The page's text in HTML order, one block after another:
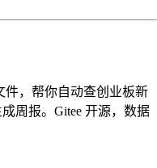
件，帮你自动查创业板新
周报。Gitee 开源，数据